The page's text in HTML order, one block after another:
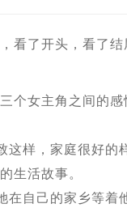
看了开头，看了结
个女主角之间的
样，家庭很好的
生活故事。
自己的家乡等着